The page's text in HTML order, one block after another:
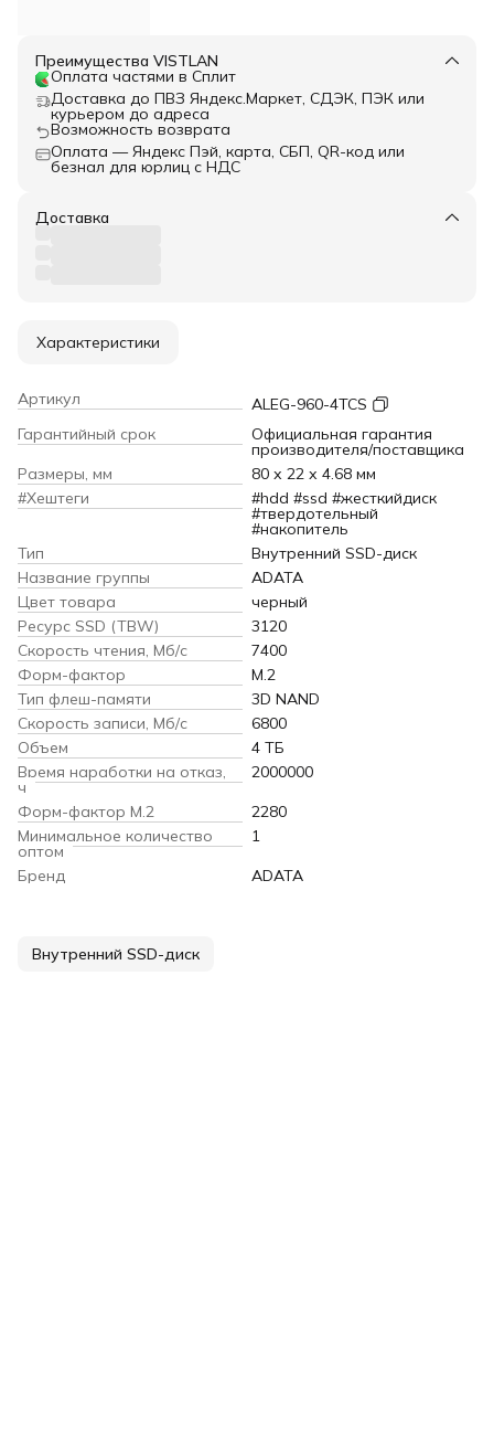
Преимущества VISTLAN
Оплата частями в Сплит
Доставка до ПВЗ Яндекс.Маркет, СДЭК, ПЭК или
курьером до адреса
Возможность возврата
Оплата — Яндекс Пэй, карта, СБП, QR-код или
безнал для юрлиц с НДС
Доставка
Характеристики
Артикул
ALEG-960-4TCS
Гарантийный срок
Официальная гарантия
производителя/поставщика
Размеры, мм
80 х 22 х 4.68 мм
#Хештеги
#hdd #ssd #жесткийдиск
#твердотельный
#накопитель
Тип
Внутренний SSD-диск
Название группы
ADATA
Цвет товара
черный
Ресурс SSD (TBW)
3120
Скорость чтения, Мб/с
7400
Форм-фактор
M.2
Тип флеш-памяти
3D NAND
Скорость записи, Мб/с
6800
Объем
4 ТБ
Время наработки на отказ,
ч
2000000
Форм-фактор M.2
2280
Минимальное количество
оптом
1
Бренд
ADATA
Внутренний SSD-диск